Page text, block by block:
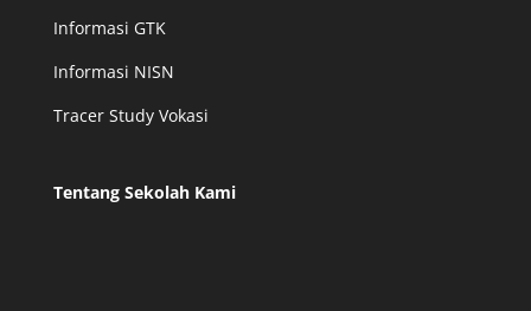
Informasi GTK
Informasi NISN
Tracer Study Vokasi
Tentang Sekolah Kami